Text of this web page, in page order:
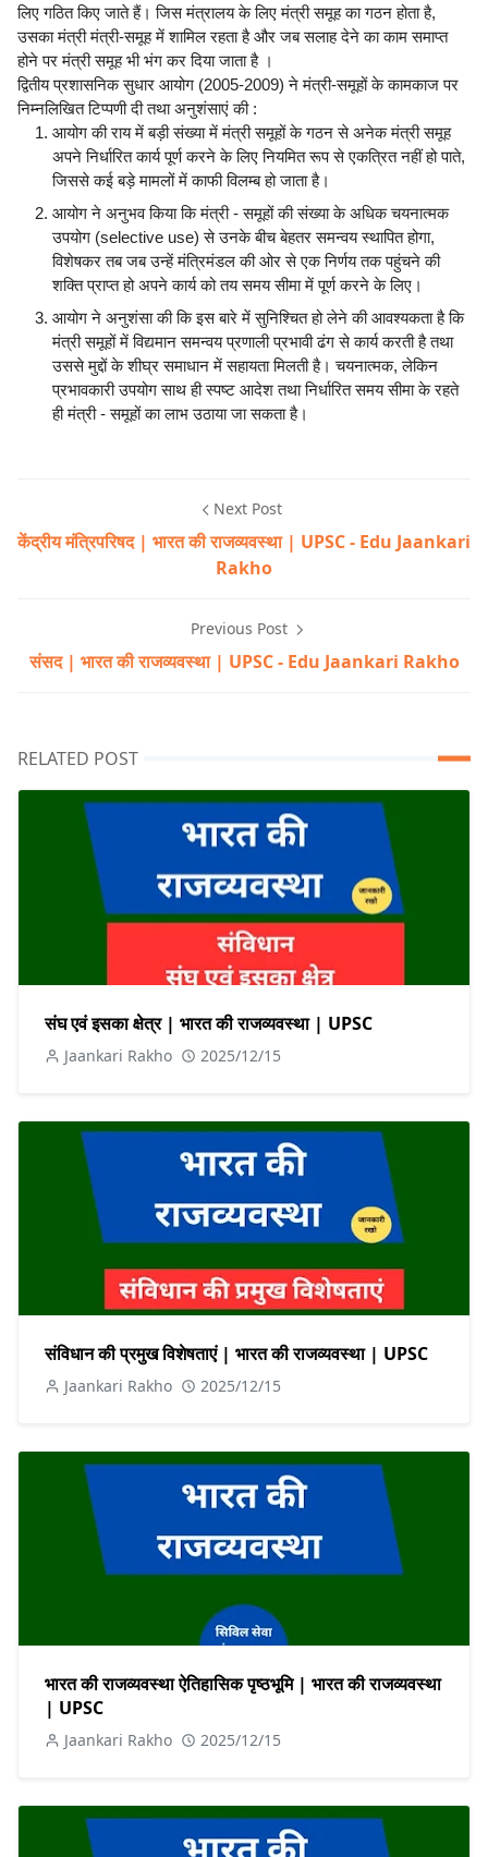
लिए गठित किए जाते हैं। जिस मंत्रालय के लिए मंत्री समूह का गठन होता है,
उसका मंत्री मंत्री-समूह में शामिल रहता है और जब सलाह देने का काम समाप्त
होने पर मंत्री समूह भी भंग कर दिया जाता है ।
द्वितीय प्रशासनिक सुधार आयोग (2005-2009) ने मंत्री-समूहों के कामकाज पर
निम्नलिखित टिप्पणी दी तथा अनुशंसाएं की :
आयोग की राय में बड़ी संख्या में मंत्री समूहों के गठन से अनेक मंत्री समूह
अपने निर्धारित कार्य पूर्ण करने के लिए नियमित रूप से एकत्रित नहीं हो पाते,
जिससे कई बड़े मामलों में काफी विलम्ब हो जाता है।
आयोग ने अनुभव किया कि मंत्री - समूहों की संख्या के अधिक चयनात्मक
उपयोग (selective use) से उनके बीच बेहतर समन्वय स्थापित होगा,
विशेषकर तब जब उन्हें मंत्रिमंडल की ओर से एक निर्णय तक पहुंचने की
शक्ति प्राप्त हो अपने कार्य को तय समय सीमा में पूर्ण करने के लिए।
आयोग ने अनुशंसा की कि इस बारे में सुनिश्चित हो लेने की आवश्यकता है कि
मंत्री समूहों में विद्यमान समन्वय प्रणाली प्रभावी ढंग से कार्य करती है तथा
उससे मुद्दों के शीघ्र समाधान में सहायता मिलती है। चयनात्मक, लेकिन
प्रभावकारी उपयोग साथ ही स्पष्ट आदेश तथा निर्धारित समय सीमा के रहते
ही मंत्री - समूहों का लाभ उठाया जा सकता है।
Next Post
केंद्रीय मंत्रिपरिषद | भारत की राजव्यवस्था | UPSC - Edu Jaankari
Rakho
Previous Post
संसद | भारत की राजव्यवस्था | UPSC - Edu Jaankari Rakho
RELATED POST
संघ एवं इसका क्षेत्र | भारत की राजव्यवस्था | UPSC
Jaankari Rakho 2025/12/15
संविधान की प्रमुख विशेषताएं | भारत की राजव्यवस्था | UPSC
Jaankari Rakho 2025/12/15
भारत की राजव्यवस्था ऐतिहासिक पृष्ठभूमि | भारत की राजव्यवस्था
| UPSC
Jaankari Rakho 2025/12/15